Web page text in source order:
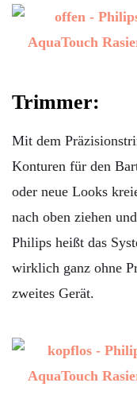
Trimmer:
Mit dem
Konturen für den
oder neue Looks
nach oben ziehen
Philips heißt das
wirklich ganz ohne
zweites Gerät.